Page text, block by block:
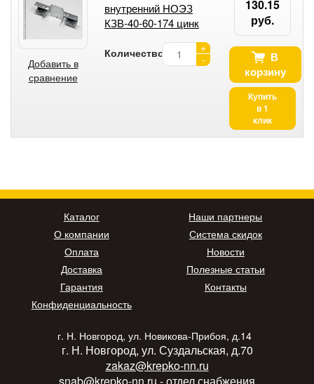
Добавить в
сравнение
внутренний НОЭЗ
КЗВ-40-60-174 цинк
Количество:
+
-
130.15
руб.
В
корзину
Купить
в 1
клик
Каталог
О компании
Оплата
Доставка
Гарантия
Конфиденциальность
Наши партнеры
Система скидок
Новости
Полезные статьи
Контакты
г. Н. Новгород, ул. Новикова-Прибоя, д.14
г. Н. Новгород, ул. Суздальская, д.70
zakaz@krepko-nn.ru
snab@krepko-nn.ru - отдел снабжения